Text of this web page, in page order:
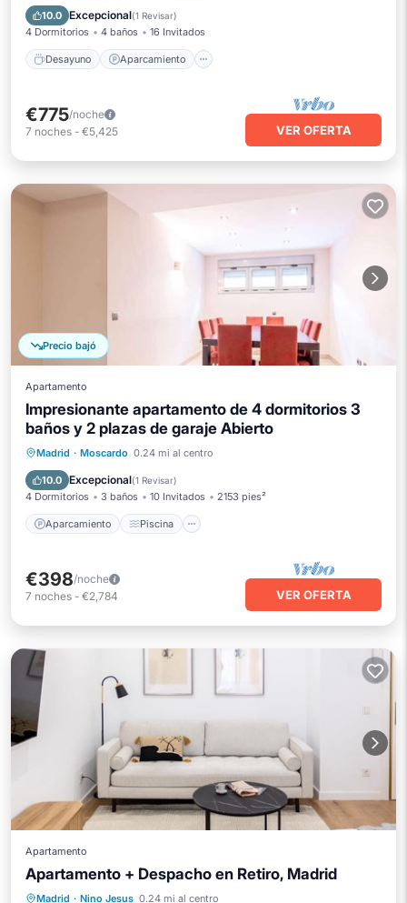
10.0 Excepcional(1 Revisar)
4 Dormitorios 4 baños 16 Invitados
Desayuno Aparcamiento
Balcón/Terraza
€775/noche
7 noches - €5,425 VER OFERTA
Precio bajó
Apartamento
Impresionante apartamento de 4 dormitorios 3
baños y 2 plazas de garaje Abierto
Madrid · Moscardo 0.24 mi al centro
10.0 Excepcional(1 Revisar)
4 Dormitorios 3 baños 10 Invitados 2153 pies²
Aparcamiento Piscina
Aparcamiento
Piscina
Balcón/Terraza
€398/noche
7 noches - €2,784 VER OFERTA
Apartamento
Apartamento + Despacho en Retiro, Madrid
Madrid · Nino Jesus 0.24 mi al centro
Piscina Balcón/Terraza